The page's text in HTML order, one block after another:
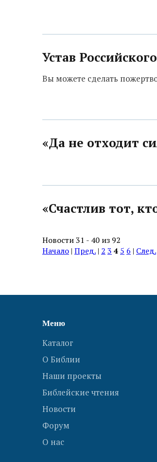
Устав
Вы можете сделать
«Да не отходит
«Счастлив тот,
Новости 31 - 40 из 92
Начало | Пред. | 2 3 4 5 6 | След.
Меню
Каталог
О Библии
Наши проекты
Библейские чтения
Новости
Форум
О нас